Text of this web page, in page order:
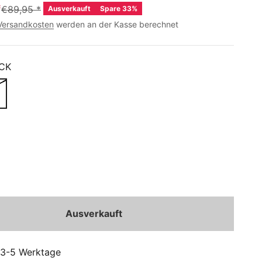
€89,95* Ausverkauft Spare 33%
werden an der Kasse berechnet
Ausverkauft
5 Werktage